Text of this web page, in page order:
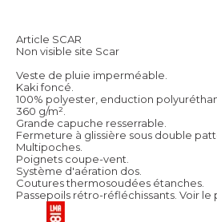
Article SCAR
Non visible site Scar
Veste de pluie imperméable.
Kaki foncé.
100% polyester, enduction
360 g/m².
Grande capuche resserrable.
Fermeture à glissière sous double
Multipoches.
Poignets coupe-vent.
Système d'aération dos.
Coutures thermosoudées étanches.
Passepoils rétro-réfléchissants. Voir le